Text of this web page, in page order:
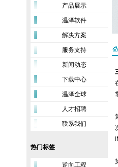
产品展示
温泽软件
解决方案
服务支持
新闻动态
下载中心
温泽全球
人才招聘
联系我们
热门标签
逆向工程